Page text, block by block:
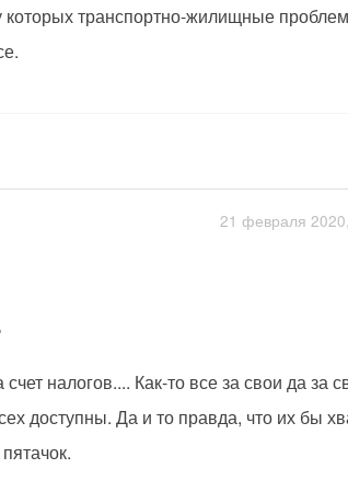
которых транспортно-жилищные
21 февраля
налогов.... Как-то все за свои да за
доступны. Да и то правда, что их бы